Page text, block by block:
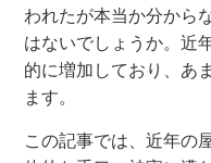
われたが本当か分から
はないでしょうか。近
的に増加しており、あ
ます。
この記事では、近年の